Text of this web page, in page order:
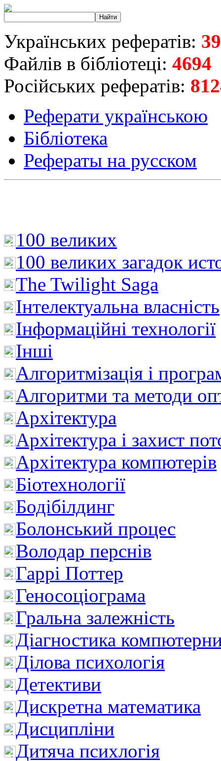
Українських рефератів:
Файлів в бібліотеці: 4694
Російських рефератів:
Реферати українською
Бібліотека
Рефераты на русском
100 великих
100 великих загадок
The Twilight Saga
Інтелектуальна влaсність
Інформаційні технології
Інші
Алгоритмізація і
Алгоритми та методи
Архітектура
Архітектура і захист
Архітектура компютерів
Біотехнології
Бодібілдинг
Болонський процес
Володар перснів
Гаррі Поттер
Геносоціограма
Гральна залежність
Діагностика
Ділова психологія
Детективи
Дискретна математика
Дисципліни
Дитяча психлогія